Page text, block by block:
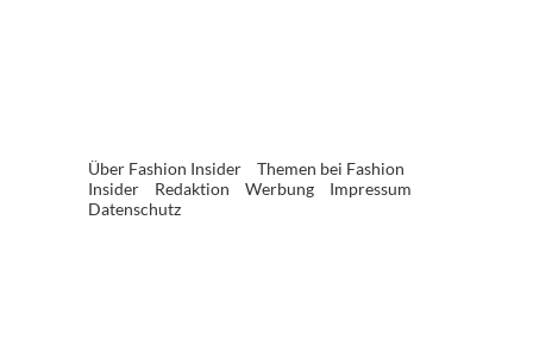
Über Fashion Insider
Themen bei Fashion
Insider
Redaktion Werbung
Impressum
Datenschutz